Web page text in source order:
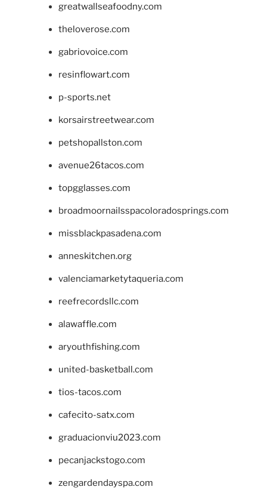
greatwallseafoodny.com
theloverose.com
gabriovoice.com
resinflowart.com
p-sports.net
korsairstreetwear.com
petshopallston.com
avenue26tacos.com
topgglasses.com
broadmoornailsspacoloradosprings.com
missblackpasadena.com
anneskitchen.org
valenciamarketytaqueria.com
reefrecordsllc.com
alawaffle.com
aryouthfishing.com
united-basketball.com
tios-tacos.com
cafecito-satx.com
graduacionviu2023.com
pecanjackstogo.com
zengardendayspa.com